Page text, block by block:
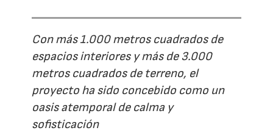
Con más 1.000 metros cuadrados de
espacios interiores y más de 3.000
metros cuadrados de terreno, el
proyecto ha sido concebido como un
oasis atemporal de calma y
sofisticación